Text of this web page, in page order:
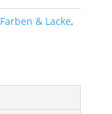
Farben & Lacke,